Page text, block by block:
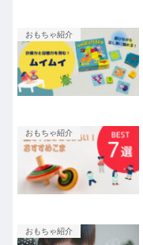
おもちゃ紹介
おもちゃ紹介
おもちゃ紹介